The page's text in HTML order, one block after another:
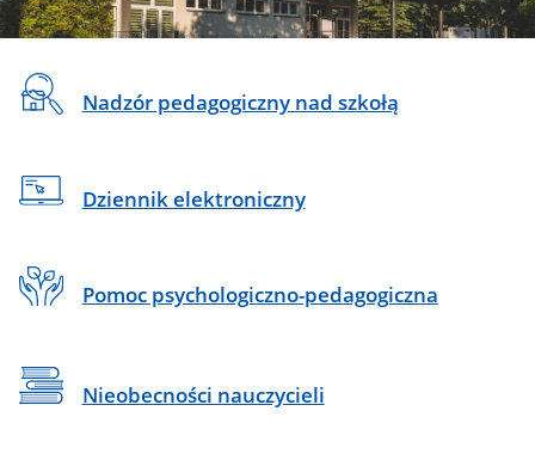
do
sekcji
Na
skróty
Nadzór pedagogiczny nad szkołą
Dziennik elektroniczny
Pomoc psychologiczno-pedagogiczna
Nieobecności nauczycieli